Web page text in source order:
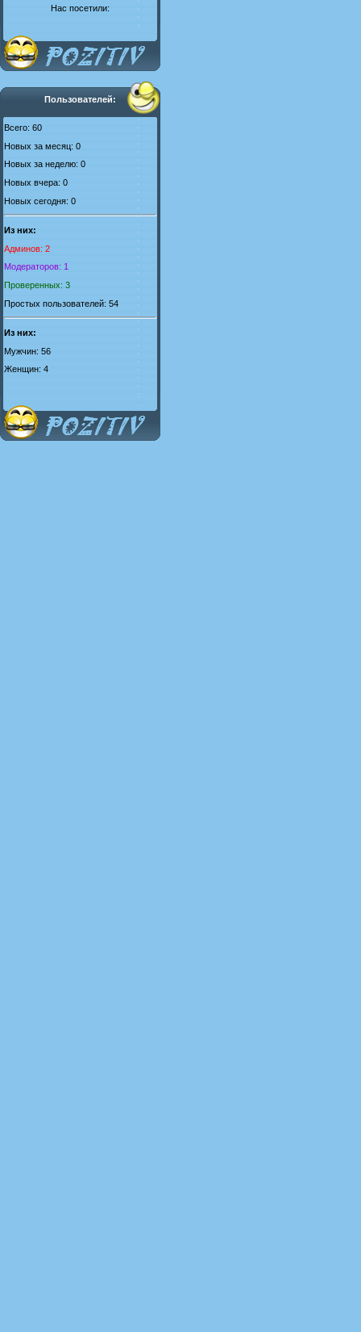
Нас посетили:
Пользователей:
Всего: 60
Новых за месяц: 0
Новых за неделю: 0
Новых вчера: 0
Новых сегодня: 0
Из них:
Админов: 2
Модераторов: 1
Проверенных: 3
Простых пользователей: 54
Из них:
Мужчин: 56
Женщин: 4